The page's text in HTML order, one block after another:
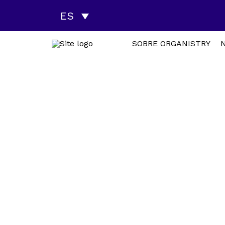
ES
SOBRE ORGANISTRY